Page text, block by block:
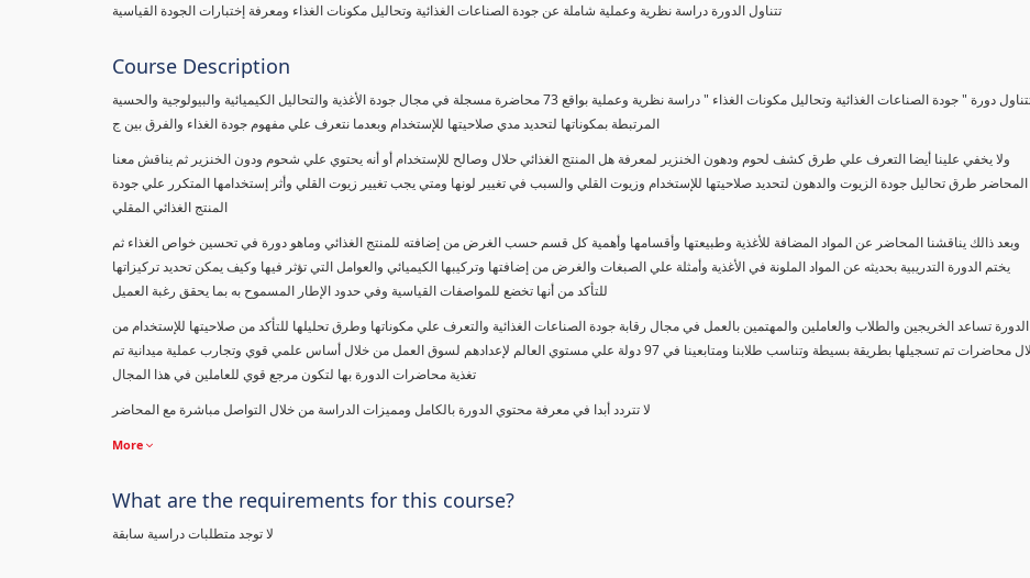
تتناول الدورة دراسة نظرية وعملية شاملة عن جودة الصناعات الغذائية وتحاليل مكونات الغذاء ومعرفة إختبارات الجودة القياسية
Course Description
تتناول دورة " جودة الصناعات الغذائية وتحاليل مكونات الغذاء " دراسة نظرية وعملية بواقع 73 محاضرة مسجلة في مجال جودة الأغذية والتحاليل الكيميائية والبيولوجية والحسية
المرتبطة بمكوناتها لتحديد مدي صلاحيتها للإستخدام وبعدما نتعرف علي مفهوم جودة الغذاء والفرق بين ج
ولا يخفي علينا أيضا التعرف علي طرق كشف لحوم ودهون الخنزير لمعرفة هل المنتج الغذائي حلال وصالح للإستخدام أو أنه يحتوي علي شحوم ودون الخنزير ثم يناقش معنا
المحاضر طرق تحاليل جودة الزيوت والدهون لتحديد صلاحيتها للإستخدام وزيوت القلي والسبب في تغيير لونها ومتي يجب تغيير زيوت القلي وأثر إستخدامها المتكرر علي جودة
المنتج الغذائي المقلي
وبعد ذالك يناقشنا المحاضر عن المواد المضافة للأغذية وطبيعتها وأقسامها وأهمية كل قسم حسب الغرض من إضافته للمنتج الغذائي وماهو دورة في تحسين خواص الغذاء ثم
يختم الدورة التدريبية بحديثه عن المواد الملونة في الأغذية وأمثلة علي الصبغات والغرض من إضافتها وتركيبها الكيميائي والعوامل التي تؤثر فيها وكيف يمكن تحديد تركيزاتها
للتأكد من أنها تخضع للمواصفات القياسية وفي حدود الإطار المسموح به بما يحقق رغبة العميل
الدورة تساعد الخريجين والطلاب والعاملين والمهتمين بالعمل في مجال رقابة جودة الصناعات الغذائية والتعرف علي مكوناتها وطرق تحليلها للتأكد من صلاحيتها للإستخدام من
خلال محاضرات تم تسجيلها بطريقة بسيطة وتناسب طلابنا ومتابعينا في 97 دولة علي مستوي العالم لإعدادهم لسوق العمل من خلال أساس علمي قوي وتجارب عملية ميدانية تم
تغذية محاضرات الدورة بها لتكون مرجع قوي للعاملين في هذا المجال
لا تتردد أبدا في معرفة محتوي الدورة بالكامل ومميزات الدراسة من خلال التواصل مباشرة مع المحاضر
More
What are the requirements for this course?
لا توجد متطلبات دراسية سابقة